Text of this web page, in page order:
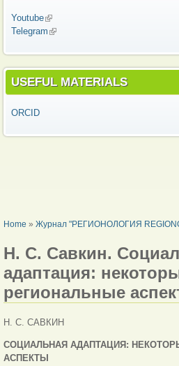
Youtube(link is external)
Telegram (link is external)
USEFUL MATERIALS
ORCID
YOU ARE HERE
Home » Журнал "РЕГИОНОЛОГИЯ
Н. С. Савкин.
адаптация:
региональные
Н. С. САВКИН
СОЦИАЛЬНАЯ АДАПТАЦИЯ:
АСПЕКТЫ